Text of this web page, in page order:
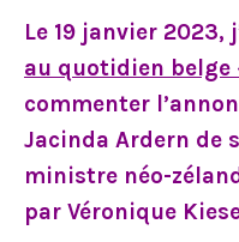
Le 19 janvier 2023,
au quotidien belge
commenter
Jacinda Ardern de
ministre néo-
par Véronique